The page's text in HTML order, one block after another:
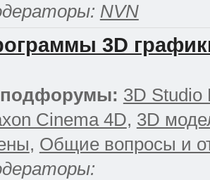
NVN
3D
3D Studio
Cinema 4D, 3D
, Общие вопросы и